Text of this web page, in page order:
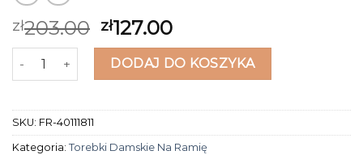
zł203.00 zł127.00
ilość torebki damskie na ramię
DODAJ DO KOSZYKA
SKU: FR-40111811
Kategoria: Torebki Damskie Na Ramię